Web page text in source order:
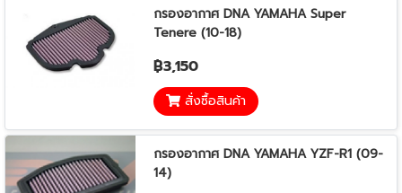
กรองอากาศ DNA YAMAHA Super
Tenere (10-18)
฿3,150
สั่งซื้อสินค้า
กรองอากาศ DNA YAMAHA YZF-R1 (09-
14)